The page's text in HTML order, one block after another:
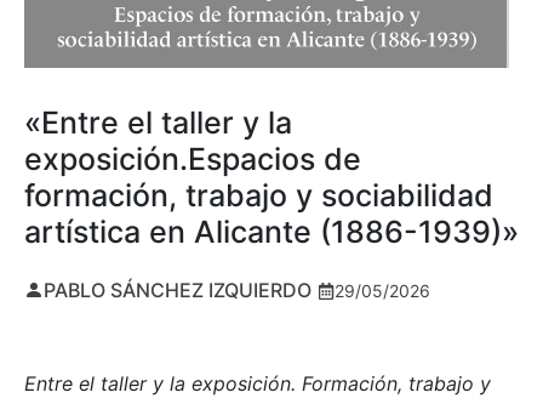
«Entre el taller y la
exposición.Espacios de
formación, trabajo y sociabilidad
artística en Alicante (1886-1939)»
PABLO SÁNCHEZ IZQUIERDO 29/05/2026
Entre el taller y la exposición. Formación, trabajo y